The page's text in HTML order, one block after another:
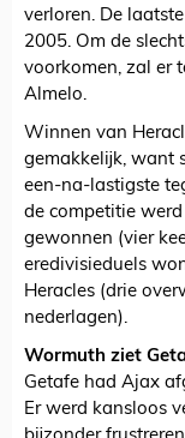
verloren. De
2005. Om de
voorkomen, zal er
Almelo.
Winnen van
gemakkelijk, want
een-na-lastigste
de competitie
gewonnen (vier
eredivisieduels
Heracles (drie
nederlagen).
Wormuth ziet
Getafe had Ajax
Er werd kansloos